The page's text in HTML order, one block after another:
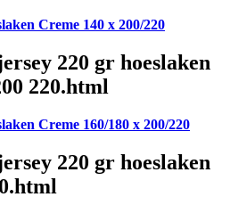
Creme 140 x 200/220
220 gr hoeslaken
220.html
Creme 160/180 x 200/220
220 gr hoeslaken